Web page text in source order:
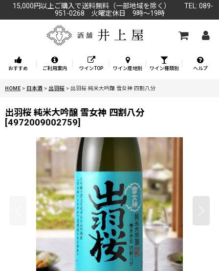
15,000円以上ご購入で送料無料（一部地域を除く） TEL: 089-
951-0268 火曜定休日 9時～19時
おすすめ ご利用案内 ワインTOP ワイン産地別 ワイン種類別 ヘルプ
HOME > 日本酒 > 出羽桜 > 出羽桜 純米大吟醸 雪女神 四割八分
出羽桜 純米大吟醸 雪女神 四割八分
[4972009002759]